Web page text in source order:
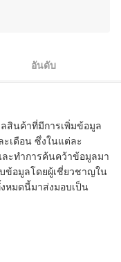
อันดับ
สินค้าที่มีการเพิ่มข้อมูล
ะเดือน ซึ่งในแต่ละ
ละทำการค้นคว้าข้อมูลมา
ข้อมูลโดยผู้เชี่ยวชาญใน
หมดนี้มาส่งมอบเป็น